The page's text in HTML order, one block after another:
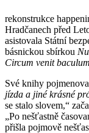
rekonstrukce
Hradčanech před
asistovala Státní
básnickou sbírkou
Circum venit baculum
Své knihy
jízda a jiné krásné
se stalo slovem,“
„Po nešťastně
přišla pojmově